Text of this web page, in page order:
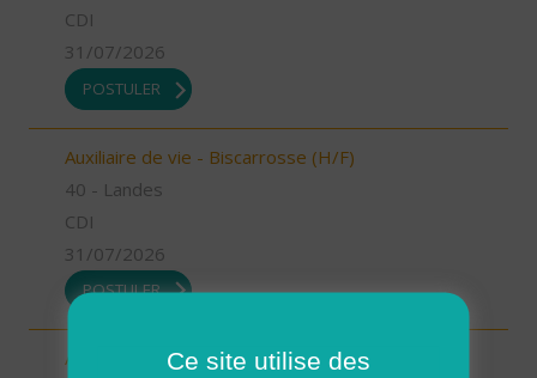
CDI
31/07/2026
POSTULER
Auxiliaire de vie - Biscarrosse (H/F)
40 - Landes
CDI
31/07/2026
POSTULER
Auxiliaire de vie - Oeyreluy (H/F)
Ce site utilise des